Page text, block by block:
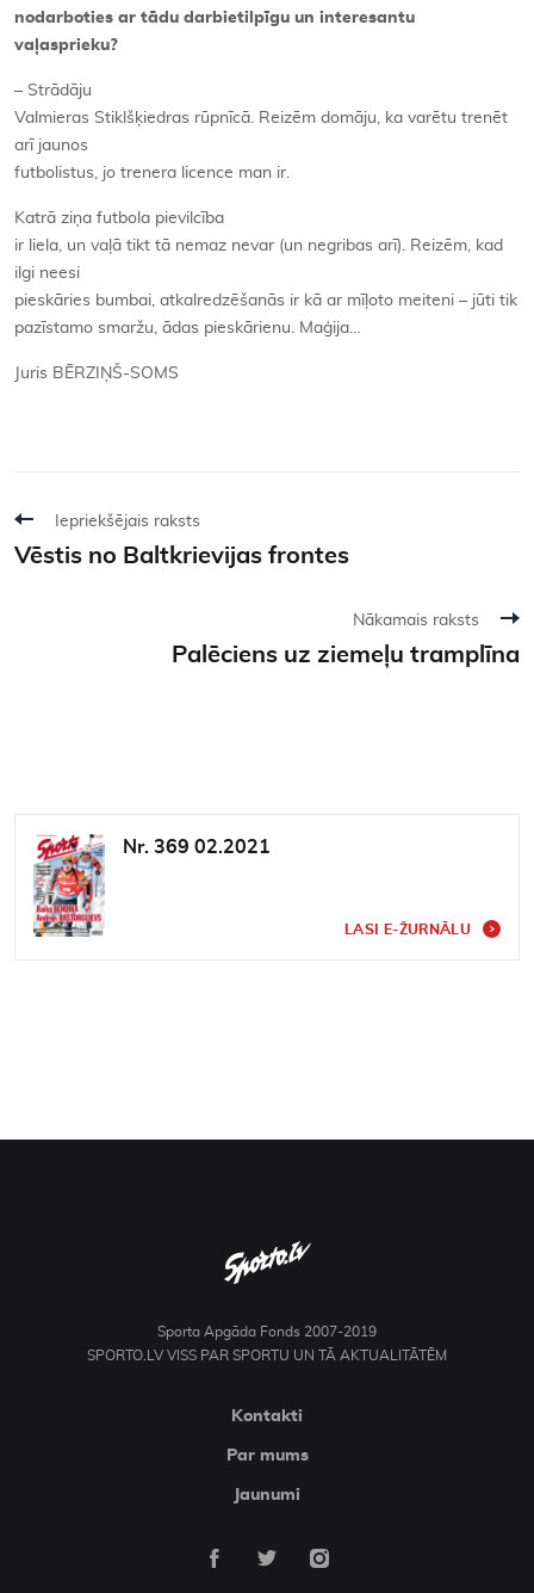
nodarboties ar tādu darbietilpīgu un interesantu
vaļasprieku?
– Strādāju
Valmieras Stiklšķiedras rūpnīcā. Reizēm domāju, ka varētu trenēt
arī jaunos
futbolistus, jo trenera licence man ir.
Katrā ziņa futbola pievilcība
ir liela, un vaļā tikt tā nemaz nevar (un negribas arī). Reizēm, kad
ilgi neesi
pieskāries bumbai, atkalredzēšanās ir kā ar mīļoto meiteni – jūti tik
pazīstamo smaržu, ādas pieskārienu. Maģija…
Juris BĒRZIŅŠ-SOMS
Iepriekšējais raksts
Vēstis no Baltkrievijas frontes
Nākamais raksts
Palēciens uz ziemeļu tramplīna
Nr. 369 02.2021
LASI E-ŽURNĀLU
Sporta Apgāda Fonds 2007-2019
SPORTO.LV VISS PAR SPORTU UN TĀ AKTUALITĀTĒM
Kontakti
Par mums
Jaunumi